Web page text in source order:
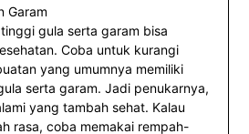
Garam
gula serta garam bisa
Coba untuk kurangi
yang umumnya memiliki
serta garam. Jadi penukarnya,
yang tambah sehat. Kalau
rasa, coba memakai rempah-